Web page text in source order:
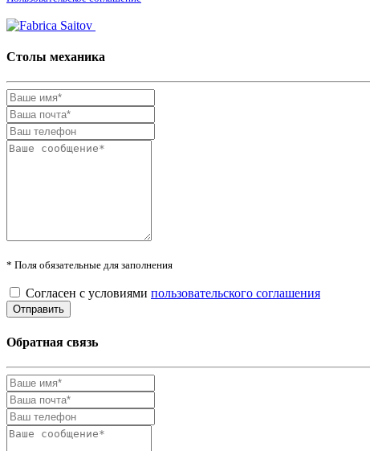
Столы механика
* Поля обязательные для заполнения
Согласен с условиями пользовательского соглашения
Обратная связь